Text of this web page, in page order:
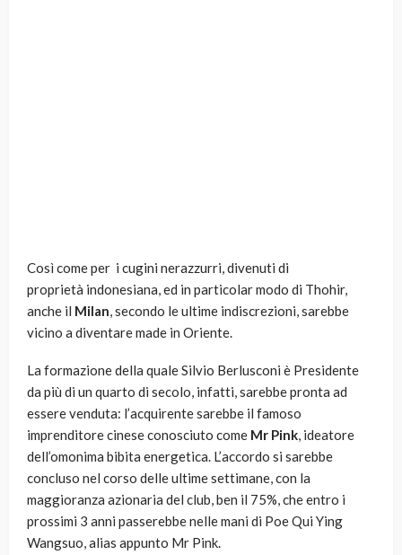
Così come per i cugini nerazzurri, divenuti di
proprietà indonesiana, ed in particolar modo di Thohir,
anche il Milan, secondo le ultime indiscrezioni, sarebbe
vicino a diventare made in Oriente.
La formazione della quale Silvio Berlusconi è Presidente
da più di un quarto di secolo, infatti, sarebbe pronta ad
essere venduta: l’acquirente sarebbe il famoso
imprenditore cinese conosciuto come Mr Pink, ideatore
dell’omonima bibita energetica. L’accordo si sarebbe
concluso nel corso delle ultime settimane, con la
maggioranza azionaria del club, ben il 75%, che entro i
prossimi 3 anni passerebbe nelle mani di Poe Qui Ying
Wangsuo, alias appunto Mr Pink.